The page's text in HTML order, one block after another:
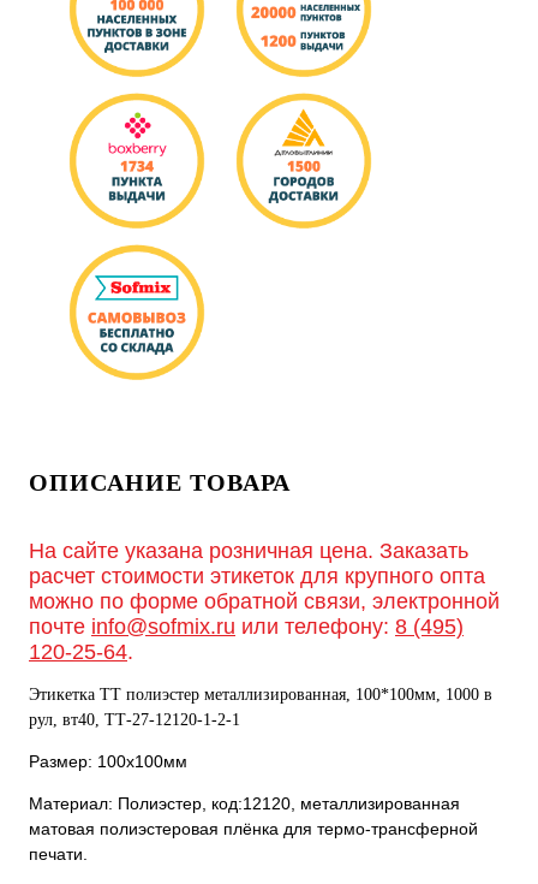
ОПИСАНИЕ ТОВАРА
На сайте указана розничная цена. Заказать
расчет стоимости этикеток для крупного опта
можно по форме обратной связи, электронной
почте info@sofmix.ru или телефону: 8 (495)
120-25-64.
Этикетка ТТ полиэстер металлизированная, 100*100мм, 1000 в
рул, вт40, ТТ-27-12120-1-2-1
Размер: 100х100мм
Материал: Полиэстер, код:12120, металлизированная
матовая полиэстеровая плёнка для термо-трансферной
печати.